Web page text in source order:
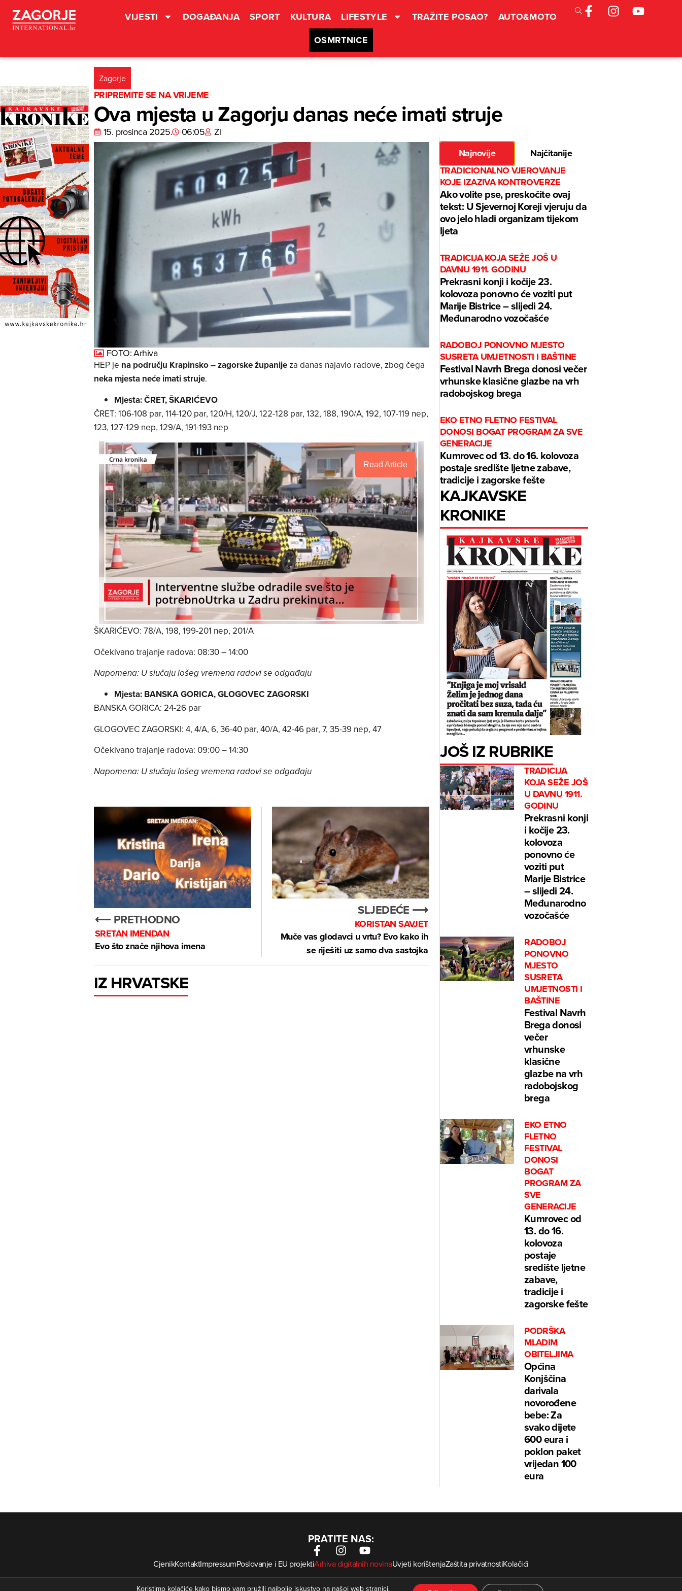
VIJESTI DOGAĐANJA SPORT KULTURA LIFESTYLE TRAŽITE POSAO?
AUTO&MOTO
OSMRTNICE
Zagorje
PRIPREMITE SE NA VRIJEME
Ova mjesta u Zagorju danas neće imati struje
15. prosinca 2025. 06:05 ZI
FOTO: Arhiva
HEP je na području Krapinsko – zagorske županijeza danas najavio radove, zbog čega
neka mjesta neće imati struje.
Mjesta: ČRET, ŠKARIĆEVO
ČRET: 106-108 par, 114-120 par, 120/H, 120/J, 122-128 par, 132, 188, 190/A, 192, 107-119 nep,
123, 127-129 nep, 129/A, 191-193 nep
Read Article
ŠKARIĆEVO: 78/A, 198, 199-201 nep, 201/A
Očekivano trajanje radova: 08:30 – 14:00
Napomena: U slučaju lošeg vremena radovi se odgađaju
Mjesta: BANSKA GORICA, GLOGOVEC ZAGORSKI
BANSKA GORICA: 24-26 par
GLOGOVEC ZAGORSKI: 4, 4/A, 6, 36-40 par, 40/A, 42-46 par, 7, 35-39 nep, 47
Očekivano trajanje radova: 09:00 – 14:30
Napomena: U slučaju lošeg vremena radovi se odgađaju
⟵ PRETHODNO
SRETAN IMENDAN
Evo što znače njihova imena
SLJEDEĆE ⟶
KORISTAN SAVJET
Muče vas glodavci u vrtu? Evo kako ih
se riješiti uz samo dva sastojka
IZ HRVATSKE
Najnovije
Najčitanije
TRADICIONALNO VJEROVANJE
KOJE IZAZIVA KONTROVERZE
Ako volite pse, preskočite ovaj
tekst: U Sjevernoj Koreji vjeruju da
ovo jelo hladi organizam tijekom
ljeta
TRADICIJA KOJA SEŽE JOŠ U
DAVNU 1911. GODINU
Prekrasni konji i kočije 23.
kolovoza ponovno će voziti put
Marije Bistrice – slijedi 24.
Međunarodno vozočašće
RADOBOJ PONOVNO MJESTO
SUSRETA UMJETNOSTI I BAŠTINE
Festival Navrh Brega donosi večer
vrhunske klasične glazbe na vrh
radobojskog brega
EKO ETNO FLETNO FESTIVAL
DONOSI BOGAT PROGRAM ZA SVE
GENERACIJE
Kumrovec od 13. do 16. kolovoza
postaje središte ljetne zabave,
tradicije i zagorske fešte
KAJKAVSKE
KRONIKE
JOŠ IZ RUBRIKE
TRADICIJA
KOJA SEŽE JOŠ
U DAVNU 1911.
GODINU
Prekrasni konji
i kočije 23.
kolovoza
ponovno će
voziti put
Marije Bistrice
– slijedi 24.
Međunarodno
vozočašće
RADOBOJ
PONOVNO
MJESTO
SUSRETA
UMJETNOSTI I
BAŠTINE
Festival Navrh
Brega donosi
večer
vrhunske
klasične
glazbe na vrh
radobojskog
brega
EKO ETNO
FLETNO
FESTIVAL
DONOSI
BOGAT
PROGRAM ZA
SVE
GENERACIJE
Kumrovec od
13. do 16.
kolovoza
postaje
središte ljetne
zabave,
tradicije i
zagorske fešte
PODRŠKA
MLADIM
OBITELJIMA
Općina
Konjščina
darivala
novorođene
bebe: Za
svako dijete
600 eura i
poklon paket
vrijedan 100
eura
PRATITE NAS:
CjenikKontaktImpressumPoslovanje i EU projektiArhiva digitalnih novinaUvjeti korištenjaZaštita privatnostiKolačići
© Zagorje International – Sva prava pridržana | Developed bykrMedia
Koristimo kolačiće kako bismo vam pružili najbolje iskustvo na našoj web stranici.